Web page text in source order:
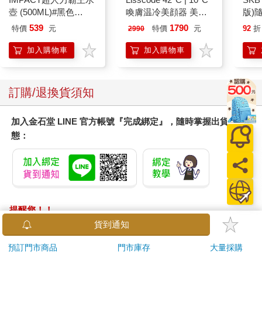
壺 (500ML)#黑色
IMUTB01BK
特價 539 元
加入購物車
喚膚温冷美顔器 美膚
儀
2990 特價 1790 元
加入購物車
版)
92 折
訂購/退換貨須知
加入金石堂 LINE 官方帳號『完成綁定』，隨時掌握出貨動
態：
提醒您！！
金石堂及銀行均不會請您操作ATM! 如接獲電話要求您前往
ATM提款機，請不要聽從指示，以免受騙上當！
貨到通知
預訂門市商品 門市庫存 大量採購